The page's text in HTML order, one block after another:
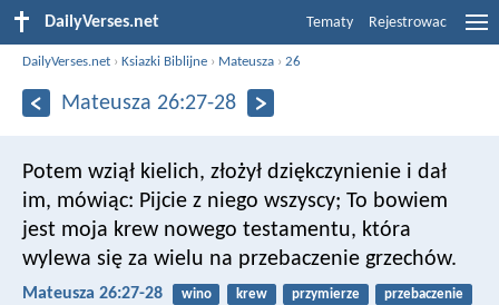
DailyVerses.net Tematy Rejestrowac
DailyVerses.net ›Ksiazki Biblijne › Mateusza ›26
Mateusza 26:27-28
Potem wziął kielich, złożył dziękczynienie i dał
im, mówiąc: Pijcie z niego wszyscy; To bowiem
jest moja krew nowego testamentu, która
wylewa się za wielu na przebaczenie grzechów.
Mateusza 26:27-28 wino krew przymierze
przebaczenie